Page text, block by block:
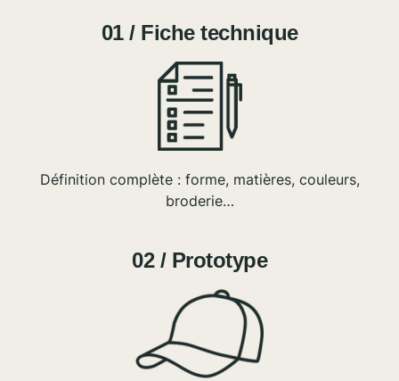
01 / Fiche technique
Définition complète : forme, matières, couleurs,
broderie…
02 / Prototype